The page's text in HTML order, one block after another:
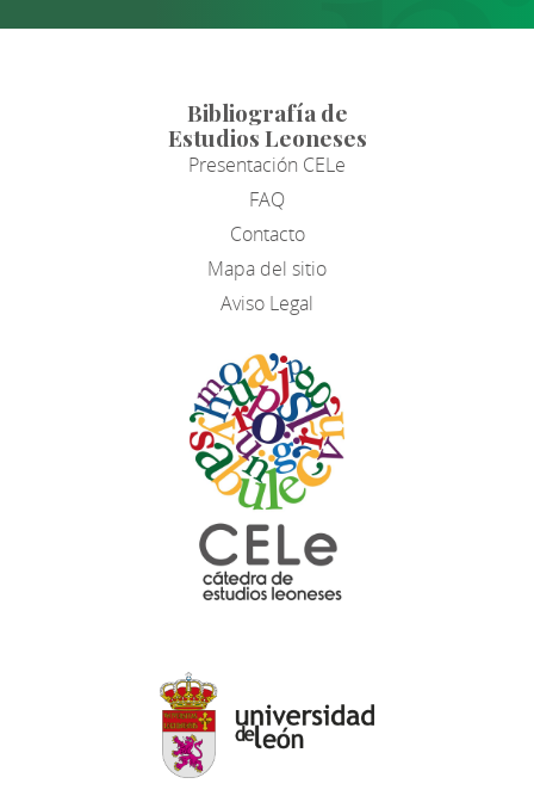
Bibliografía de
Estudios Leoneses
Presentación CELe
FAQ
Contacto
Mapa del sitio
Aviso Legal